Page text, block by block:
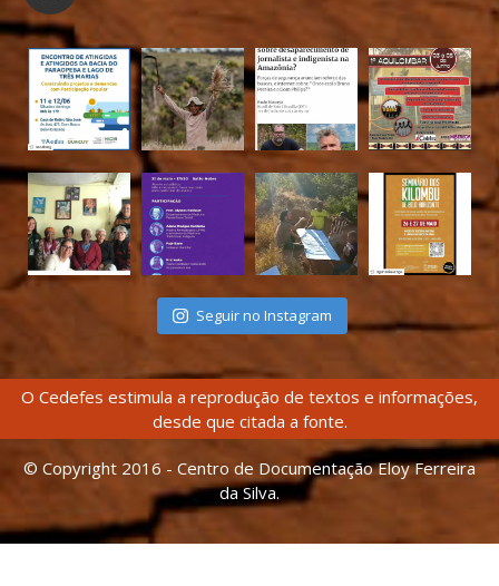
Seguir no Instagram
O Cedefes estimula a reprodução de textos e informações,
desde que citada a fonte.
© Copyright 2016 - Centro de Documentação Eloy Ferreira
da Silva.